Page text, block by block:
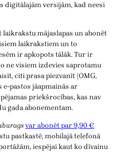
digitālajām versijām, kad neesi
mājaslapas un abonēt
laikrakstiem un to
ir apkopots tālāk. Tur ir
ne visiem izdevies saprotamu
citi prasa piezvanīt (OMG,
e-pastos jāapmainās ar
priekšrocības, kas nav
gada abonementam.
var abonēt par 9,90 €
pastkastē, mobilajā telefonā
iespējai kaut ko dīvainu